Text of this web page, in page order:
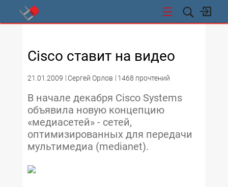
Cisco ставит на видео
21.01.2009 Сергей Орлов 1468 прочтений
В начале декабря Cisco Systems
объявила новую концепцию
«медиасетей» - сетей,
оптимизированных для передачи
мультимедиа (medianet).